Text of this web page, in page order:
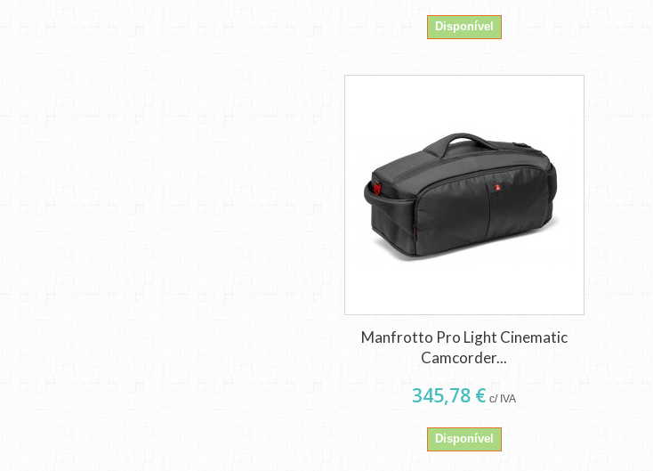
Disponível
Manfrotto Pro Light Cinematic
Camcorder...
345,78 € c/ IVA
Disponível